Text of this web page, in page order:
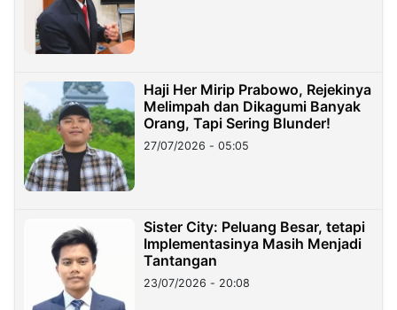
Haji Her Mirip Prabowo, Rejekinya
Melimpah dan Dikagumi Banyak
Orang, Tapi Sering Blunder!
27/07/2026 - 05:05
Sister City: Peluang Besar, tetapi
Implementasinya Masih Menjadi
Tantangan
23/07/2026 - 20:08